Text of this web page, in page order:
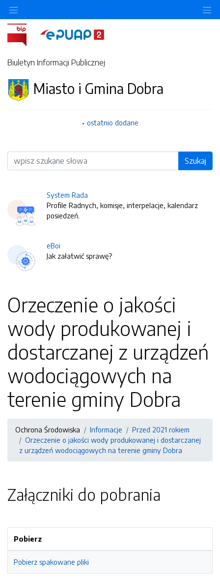
Biuletyn Informacji Publicznej
Miasto i Gmina Dobra
ostatnio dodane
Wyszukiwarka Szukaj
System Rada
Profile Radnych, komisje, interpelacje, kalendarz
posiedzeń.
eBoi
Jak załatwić sprawę?
Orzeczenie o jakości
wody produkowanej i
dostarczanej z urządzeń
wodociągowych na
terenie gminy Dobra
Ochrona Środowiska Informacje
Przed 2021 rokiem
Orzeczenie o jakości wody produkowanej i dostarczanej
z urządzeń wodociągowych na terenie gminy Dobra
Załączniki do pobrania
Pobierz
Pobierz spakowane pliki